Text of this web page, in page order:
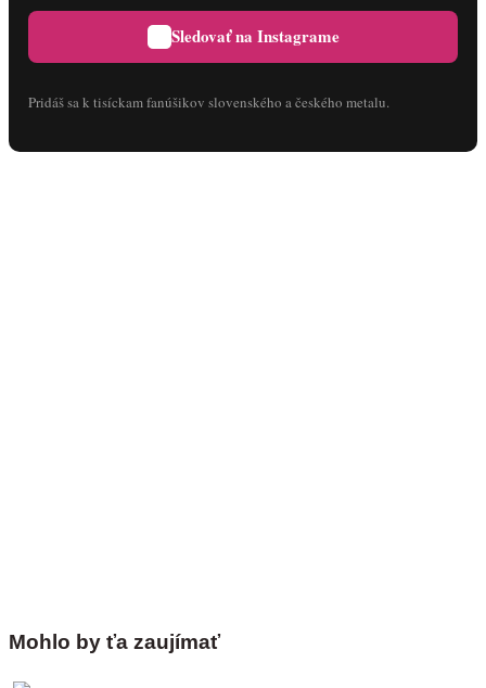
Sledovať na Instagrame
Pridáš sa k tisíckam fanúšikov slovenského a českého metalu.
Mohlo by ťa zaujímať